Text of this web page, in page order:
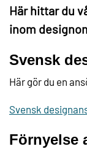
Här hittar du
inom
Svensk
Här gör du en
Svensk
Förnyelse